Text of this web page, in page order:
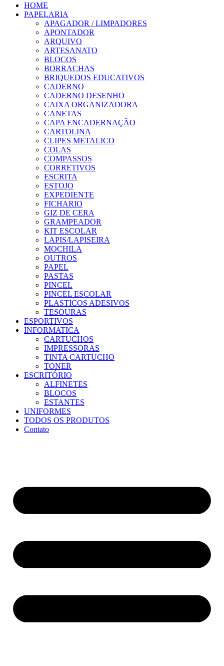
HOME
PAPELARIA
APAGADOR / LIMPADORES
APONTADOR
ARQUIVO
ARTESANATO
BLOCOS
BORRACHAS
BRIQUEDOS EDUCATIVOS
CADERNO
CADERNO DESENHO
CAIXA ORGANIZADORA
CANETAS
CAPA ENCADERNAÇÃO
CARTOLINA
CLIPES METALICO
COLAS
COMPASSOS
CORRETIVOS
ESCRITA
ESTOJO
EXPEDIENTE
FICHARIO
GIZ DE CERA
GRAMPEADOR
KIT ESCOLAR
LAPIS/LAPISEIRA
MOCHILA
OUTROS
PAPEL
PASTAS
PINCEL
PINCEL ESCOLAR
PLASTICOS ADESIVOS
TESOURAS
ESPORTIVOS
INFORMATICA
CARTUCHOS
IMPRESSORAS
TINTA CARTUCHO
TONER
ESCRITÓRIO
ALFINETES
BLOCOS
ESTANTES
UNIFORMES
TODOS OS PRODUTOS
Contato